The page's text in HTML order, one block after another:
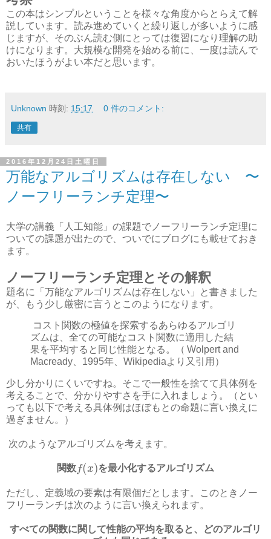
この本はシンプルということを様々な角度からとらえて解
説しています。読み進めていくと繰り返しが多いように感
じますが、そのぶん読む側にとっては復習になり理解の助
けになります。大規模な開発を始める前に、一度は読んで
おいたほうがよい本だと思います。
Unknown 時刻: 15:17 0 件のコメント:
共有
2016年12月24日土曜日
万能なアルゴリズムは存在しない 〜
ノーフリーランチ定理〜
大学の講義「人工知能」の課題でノーフリーランチ定理に
ついての課題が出たので、ついでにブログにも載せておき
ます。
ノーフリーランチ定理とその解釈
題名に「万能なアルゴリズムは存在しない」と書きました
が、もう少し厳密に言うとこのようになります。
コスト関数の極値を探索するあらゆるアルゴリ
ズムは、全ての可能なコスト関数に適用した結
果を平均すると同じ性能となる。（ Wolpert and
Macready、1995年、Wikipediaより又引用）
少し分かりにくいですね。そこで一般性を捨てて具体例を
考えることで、分かりやすさを手に入れましょう。（とい
っても以下で考える具体例はほぼもとの命題に言い換えに
過ぎません。）
次のようなアルゴリズムを考えます。
関数f(x)を最小化するアルゴリズム
ただし、定義域の要素は有限個だとします。このときノー
フリーランチは次のように言い換えられます。
すべての関数に関して性能の平均を取ると、どのアルゴリ